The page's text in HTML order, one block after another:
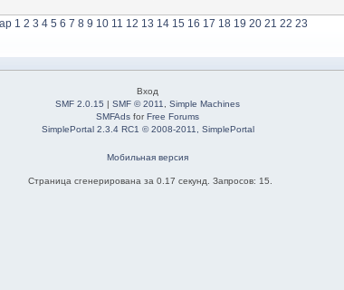
1 2 3 4 5 6 7 8 9 10 11 12 13 14 15 16 17 18 19 20 21 22 23
Вход
SMF 2.0.15 |SMF © 2011 ,Simple Machines
SMFAds forFree Forums
SimplePortal 2.3.4 RC1 © 2008-2011, SimplePortal
Мобильная версия
Страница сгенерирована за 0.17 секунд. Запросов: 15.